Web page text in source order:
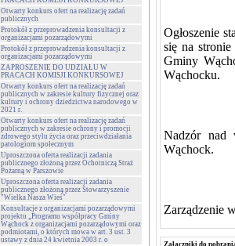
Otwarty konkurs ofert na realizację zadań
publicznych
Protokół z przeprowadzenia konsultacji z
organizacjami pozarządowymi
Protokół z przeprowadzenia konsultacji z
organizacjami pozarządowymi
ZAPROSZENIE DO UDZIAŁU W
PRACACH KOMISJI KONKURSOWEJ
Otwarty konkurs ofert na realizację zadań
publicznych w zakresie kultury fizycznej oraz
kultury i ochrony dziedzictwa narodowego w
2021 r.
Otwarty konkurs ofert na realizację zadań
publicznych w zakresie ochrony i promocji
zdrowego stylu życia oraz przeciwdziałania
patologiom społecznym
Uproszczona oferta realizacji zadania
publicznego złożoną przez Ochotniczą Straż
Pożarną w Parszowie
Uproszczona oferta realizacji zadania
publicznego złożoną przez Stowarzyszenie
"Wielka Nasza Wieś"
Konsultacje z organizacjami pozarządowymi
projektu „Programu współpracy Gminy
Wąchock z organizacjami pozarządowymi oraz
podmiotami, o których mowa w art. 3 ust. 3
ustawy z dnia 24 kwietnia 2003 r. o
Ogłoszenie
się na
Gminy
Wąchocku.
Nadzór nad
Wąchock.
Zarządzenie
Załączniki do